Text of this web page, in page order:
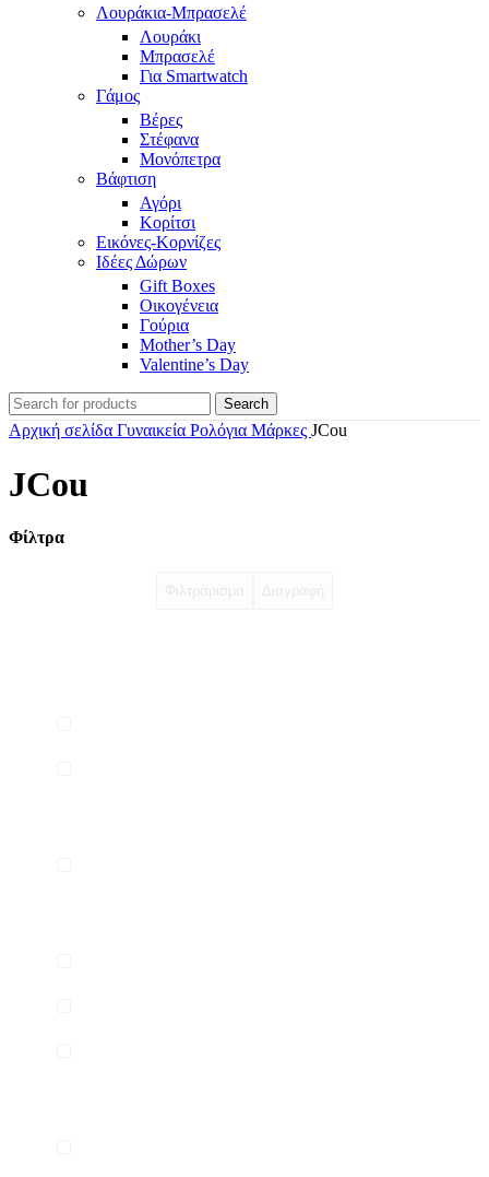
Λουράκια-Μπρασελέ
Λουράκι
Μπρασελέ
Για Smartwatch
Γάμος
Βέρες
Στέφανα
Μονόπετρα
Βάφτιση
Αγόρι
Κορίτσι
Εικόνες-Κορνίζες
Ιδέες Δώρων
Gift Boxes
Οικογένεια
Γούρια
Mother’s Day
Valentine’s Day
Search
Αρχική σελίδα Γυναικεία Ρολόγια Μάρκες JCou
JCou
Φίλτρα